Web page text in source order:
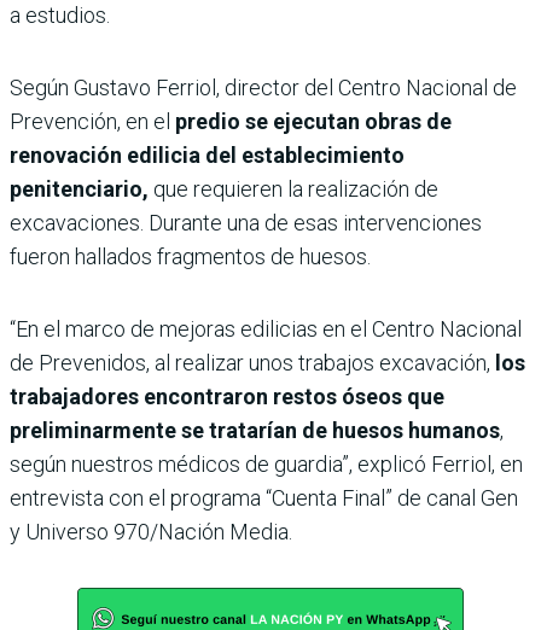
a estudios.
Según Gustavo Ferriol, director del Centro Nacional de
Prevención, en el predio se ejecutan obras de
renovación edilicia del establecimiento
penitenciario, que requieren la realización de
excavaciones. Durante una de esas intervenciones
fueron hallados fragmentos de huesos.
“En el marco de mejoras edilicias en el Centro Nacional
de Prevenidos, al realizar unos trabajos excavación, los
trabajadores encontraron restos óseos que
preliminarmente se tratarían de huesos humanos,
según nuestros médicos de guardia”, explicó Ferriol, en
entrevista con el programa “Cuenta Final” de canal Gen
y Universo 970/Nación Media.